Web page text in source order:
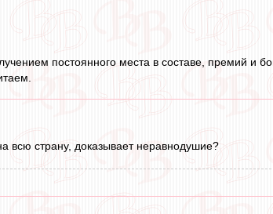
постоянного места в составе, премий и
всю страну, доказывает неравнодушие?